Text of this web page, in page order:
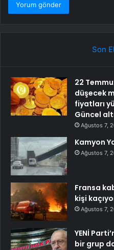
Son
22
düşecek
fiyatları
Güncel
Ağustos 7,
Kamyon
Ağustos 7,
Fransa
kişi
Ağustos 7,
YENİ
bir grup